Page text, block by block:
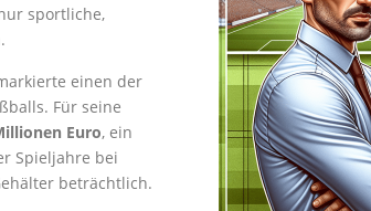
sportliche,
einen der
Für seine
Euro, ein
Spieljahre bei
beträchtlich.